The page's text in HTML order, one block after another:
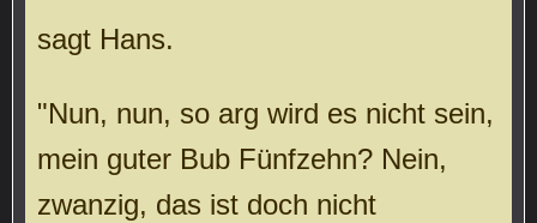
sagt Hans.
"Nun, nun, so arg wird es nicht sein,
mein guter Bub Fünfzehn? Nein,
zwanzig, das ist doch nicht